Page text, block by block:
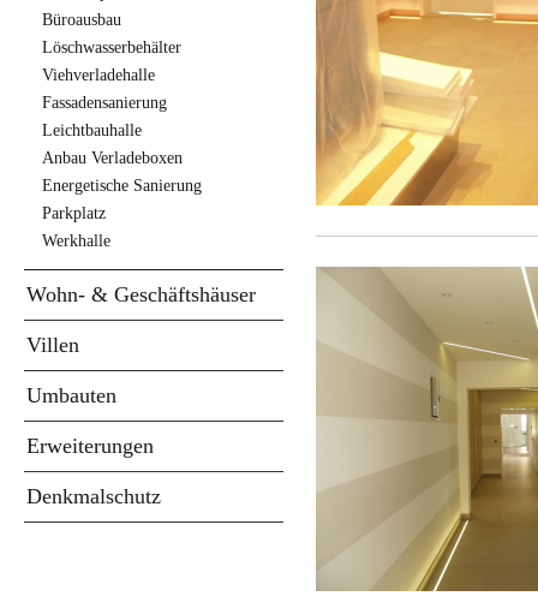
Büroausbau
Löschwasserbehälter
Viehverladehalle
Fassadensanierung
Leichtbauhalle
Anbau Verladeboxen
Energetische Sanierung
Parkplatz
Werkhalle
Wohn- & Geschäftshäuser
Villen
Umbauten
Erweiterungen
Denkmalschutz